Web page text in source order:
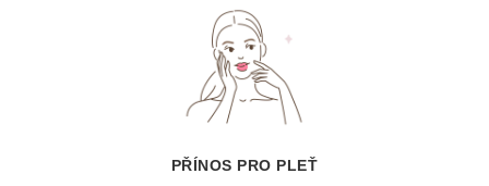
PŘÍNOS PRO PLEŤ